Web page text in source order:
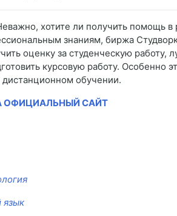
хотите ли получить помощь в
знаниям, биржа
оценку за студенческую
курсовую работу.
обучении.
ОФИЦИАЛЬНЫЙ САЙТ
язык